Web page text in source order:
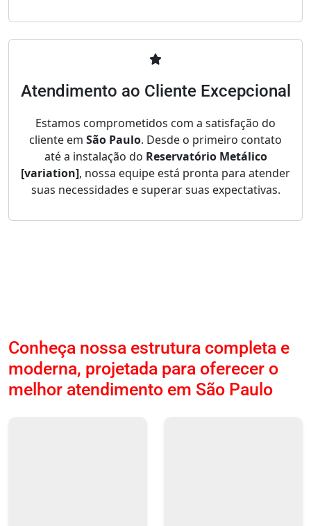
Atendimento ao Cliente Excepcional
Estamos comprometidos com a satisfação do
cliente em São Paulo. Desde o primeiro contato
até a instalação do Reservatório Metálico
[variation], nossa equipe está pronta para atender
suas necessidades e superar suas expectativas.
Conheça nossa estrutura completa e
moderna, projetada para oferecer o
melhor atendimento em São Paulo